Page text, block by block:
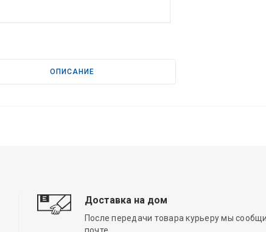
ОПИСАНИЕ
Доставка на дом
После передачи товара курьеру мы
почте.